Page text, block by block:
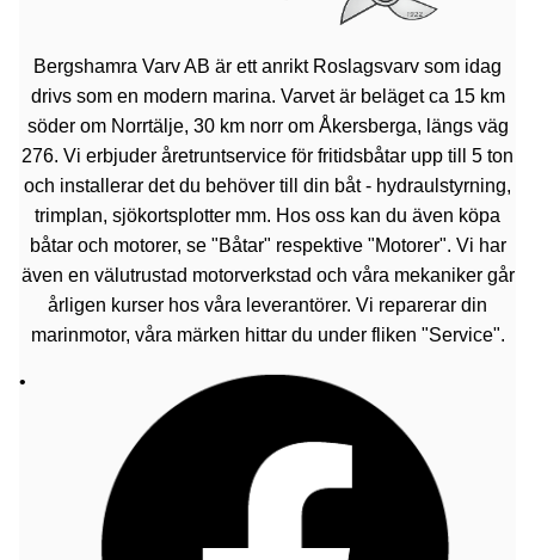
Bergshamra Varv AB är ett anrikt Roslagsvarv som idag
drivs som en modern marina. Varvet är beläget ca 15 km
söder om Norrtälje, 30 km norr om Åkersberga, längs väg
276. Vi erbjuder åretruntservice för fritidsbåtar upp till 5 ton
och installerar det du behöver till din båt - hydraulstyrning,
trimplan, sjökortsplotter mm. Hos oss kan du även köpa
båtar och motorer, se "Båtar" respektive "Motorer". Vi har
även en välutrustad motorverkstad och våra mekaniker går
årligen kurser hos våra leverantörer. Vi reparerar din
marinmotor, våra märken hittar du under fliken "Service".